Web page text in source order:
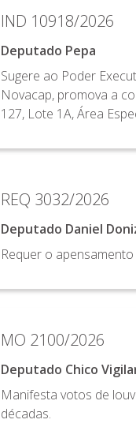
IND 10918/2026
Deputado Pepa
Sugere ao Poder
Novacap, promova a
127, Lote 1A, Área
REQ 3032/2026
Deputado Daniel
Requer o
MO 2100/2026
Deputado Chico
Manifesta votos de
décadas.